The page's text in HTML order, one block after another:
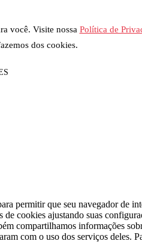
você. Visite nossa Política de
dos cookies.
permitir que seu navegador de
cookies ajustando suas
compartilhamos informações
com o uso dos serviços deles.